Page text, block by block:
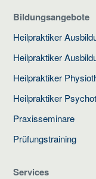
Bildungsangebote
Heilpraktiker
Heilpraktiker
Heilpraktiker
Heilpraktiker
Praxisseminare
Prüfungstraining
Services